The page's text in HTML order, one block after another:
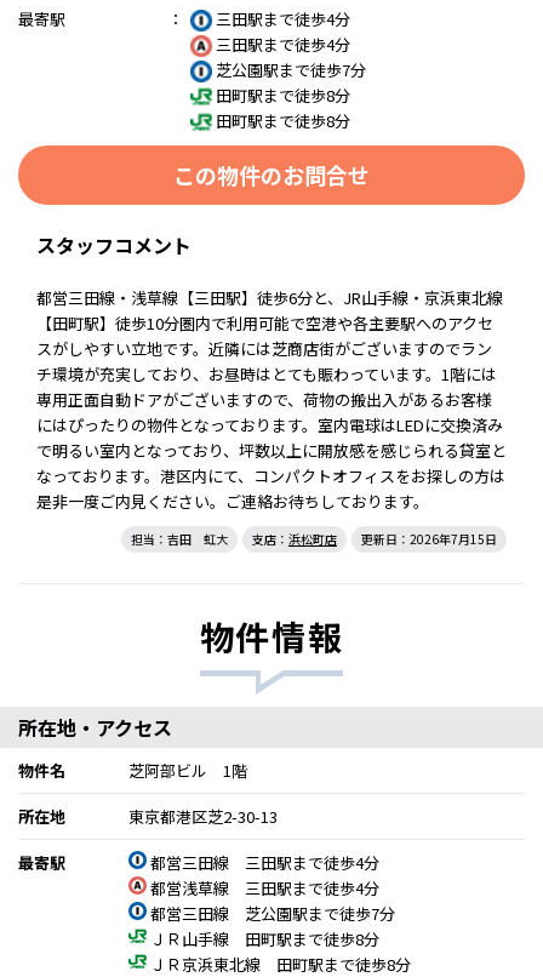
最寄駅
：
三田駅まで徒歩4分
三田駅まで徒歩4分
芝公園駅まで徒歩7分
田町駅まで徒歩8分
田町駅まで徒歩8分
この物件のお問合せ
スタッフコメント
都営三田線・浅草線【三田駅】徒歩6分と、JR山手線・京浜東北線
【田町駅】徒歩10分圏内で利用可能で空港や各主要駅へのアクセ
スがしやすい立地です。近隣には芝商店街がございますのでラン
チ環境が充実しており、お昼時はとても賑わっています。1階には
専用正面自動ドアがございますので、荷物の搬出入があるお客様
にはぴったりの物件となっております。室内電球はLEDに交換済み
で明るい室内となっており、坪数以上に開放感を感じられる貸室と
なっております。港区内にて、コンパクトオフィスをお探しの方は
是非一度ご内見ください。ご連絡お待ちしております。
担当：吉田 虹大 支店： 浜松町店 更新日：2026年7月15日
物件情報
所在地・アクセス
物件名
芝阿部ビル 1階
所在地
東京都港区芝2-30-13
最寄駅
都営三田線 三田駅まで徒歩4分
都営浅草線 三田駅まで徒歩4分
都営三田線 芝公園駅まで徒歩7分
ＪＲ山手線 田町駅まで徒歩8分
ＪＲ京浜東北線 田町駅まで徒歩8分